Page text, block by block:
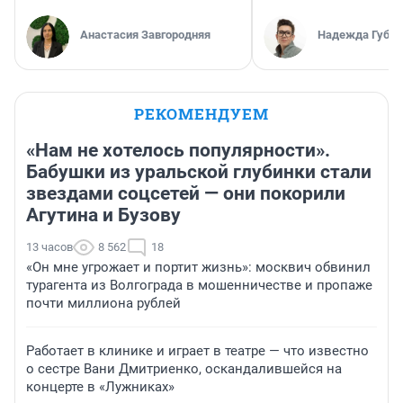
Анастасия Завгородняя Надежда
РЕКОМЕНДУЕМ
«Нам не хотелось популярности».
Бабушки из уральской глубинки стали
звездами соцсетей — они покорили
Агутина и Бузову
13 часов 8 562 18
«Он мне угрожает и портит жизнь»: москвич обвинил
турагента из Волгограда в мошенничестве и пропаже
почти миллиона рублей
Работает в клинике и играет в театре — что известно
о сестре Вани Дмитриенко, оскандалившейся на
концерте в «Лужниках»